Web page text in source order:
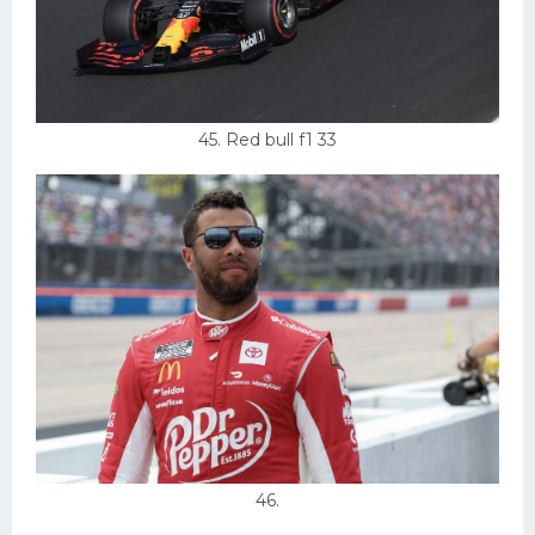
45. Red bull f1 33
46.